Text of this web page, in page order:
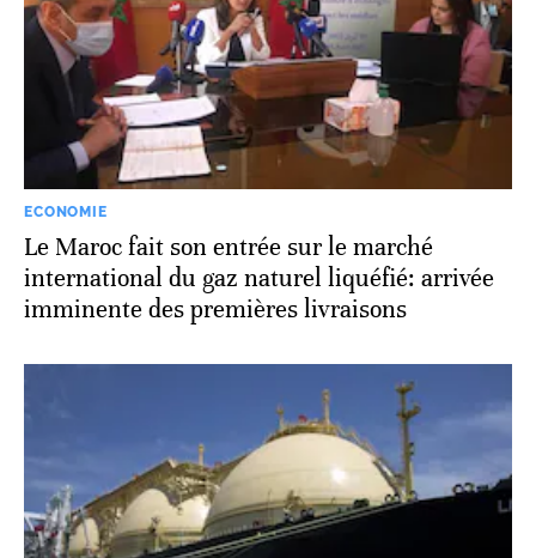
ECONOMIE
Le Maroc fait son entrée sur le marché
international du gaz naturel liquéfié: arrivée
imminente des premières livraisons